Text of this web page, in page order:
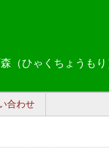
（ひゃくちょうも
合わせ